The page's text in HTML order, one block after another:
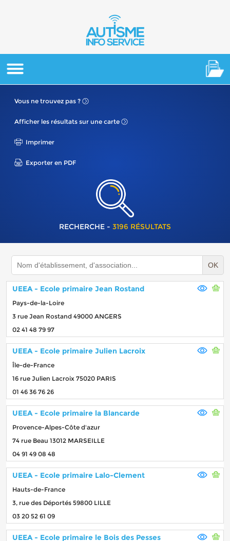
Vous ne trouvez pas ?
Afficher les résultats sur une carte
Imprimer
Exporter en PDF
RECHERCHE - 3196 RÉSULTATS
OK
UEEA - Ecole primaire Jean Rostand
Pays-de-la-Loire
3 rue Jean Rostand 49000 ANGERS
02 41 48 79 97
UEEA - Ecole primaire Julien Lacroix
Île-de-France
16 rue Julien Lacroix 75020 PARIS
01 46 36 76 26
UEEA - Ecole primaire la Blancarde
Provence-Alpes-Côte d'azur
74 rue Beau 13012 MARSEILLE
04 91 49 08 48
UEEA - Ecole primaire Lalo-Clement
Hauts-de-France
3, rue des Déportés 59800 LILLE
03 20 52 61 09
UEEA - Ecole primaire le Bois des Pesses